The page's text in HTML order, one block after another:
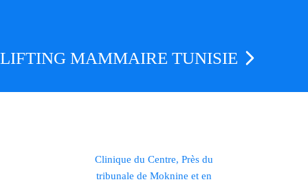
LIFTING MAMMAIRE TUNISIE
Clinique du Centre, Près du
tribunale de Moknine et en